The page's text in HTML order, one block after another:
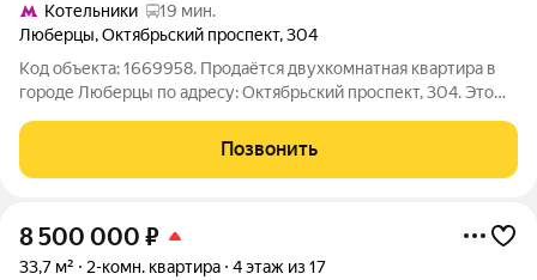
Котельники
19 мин.
Люберцы,Октябрьский проспект,304
Код объекта: 1669958. Продаётся двухкомнатная квартира в
городе Люберцы по адресу: Октябрьский проспект, 304. Это
живописном районе с развитой инфраструктурой. Квартира
расположена на третьем
Позвонить
8 500 000 ₽
33,7 м² 2-комн. квартира 4 этаж из 17